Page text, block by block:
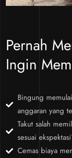
Pernah
Ingin
Bingung
anggaran yang
Takut salah
sesuai
Cemas biaya